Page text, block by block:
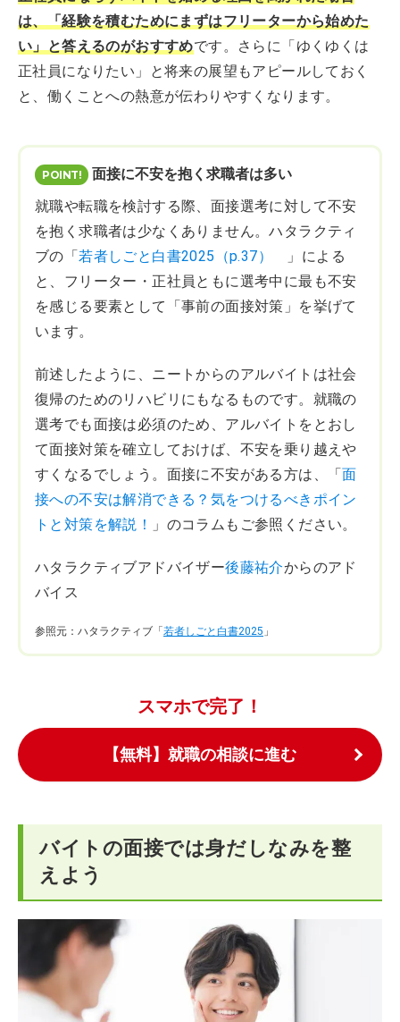
は、「経験を積むためにまずはフリーターから始めた
い」と答えるのがおすすめです。さらに「ゆくゆくは
正社員になりたい」と将来の展望もアピールしておく
と、働くことへの熱意が伝わりやすくなります。
面接に不安を抱く求職者は多い
就職や転職を検討する際、面接選考に対して不安
を抱く求職者は少なくありません。ハタラクティ
ブの「若者しごと白書2025（p.37）
」による
と、フリーター・正社員ともに選考中に最も不安
を感じる要素として「事前の面接対策」を挙げて
います。
前述したように、ニートからのアルバイトは社会
復帰のためのリハビリにもなるものです。就職の
選考でも面接は必須のため、アルバイトをとおし
て面接対策を確立しておけば、不安を乗り越えや
すくなるでしょう。面接に不安がある方は、「面
接への不安は解消できる？気をつけるべきポイン
トと対策を解説！
」のコラムもご参照ください。
ハタラクティブアドバイザー後藤祐介からのアド
バイス
参照元：ハタラクティブ「若者しごと白書2025 」
スマホで完了！
【無料】就職の相談に進む
バイトの面接では身だしなみを整
えよう